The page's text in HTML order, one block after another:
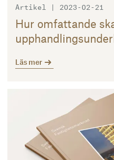
Artikel | 2023-02-21
Hur omfattande
Läs mer